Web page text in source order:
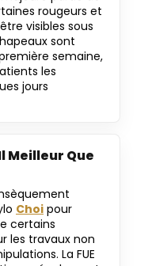
rougeurs et
visibles sous
sont
semaine,
les
jours
Meilleur Que
Choi pour
certains
les travaux non
La FUE